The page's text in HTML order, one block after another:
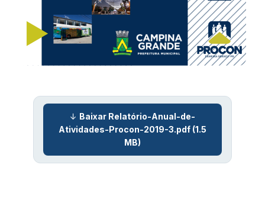
Baixar Relatório-Anual-de-
Atividades-Procon-2019-3.pdf (1.5
MB)